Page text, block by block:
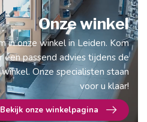
Onze winkel
in onze winkel in Leiden. Kom
een passend advies tijdens de
Onze specialisten staan
voor u klaar!
Bekijk onze winkelpagina